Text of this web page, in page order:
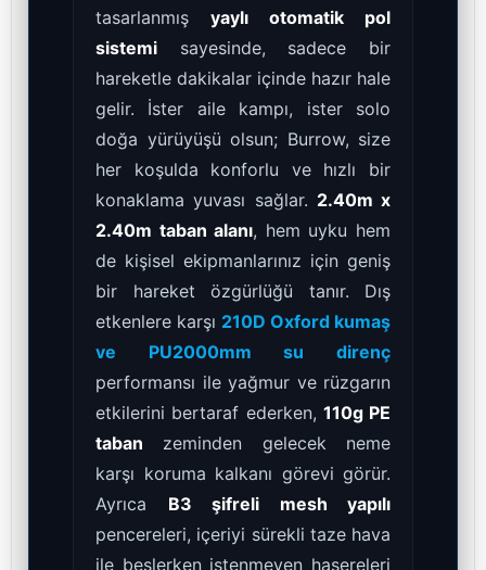
tasarlanmış yaylı otomatik pol
sistemi sayesinde, sadece bir
hareketle dakikalar içinde hazır hale
gelir. İster aile kampı, ister solo
doğa yürüyüşü olsun; Burrow, size
her koşulda konforlu ve hızlı bir
konaklama yuvası sağlar. 2.40m x
2.40m taban alanı, hem uyku hem
de kişisel ekipmanlarınız için geniş
bir hareket özgürlüğü tanır. Dış
etkenlere karşı 210D Oxford kumaş
ve PU2000mm su direnç
performansı ile yağmur ve rüzgarın
etkilerini bertaraf ederken, 110g PE
taban zeminden gelecek neme
karşı koruma kalkanı görevi görür.
Ayrıca B3 şifreli mesh yapılı
pencereleri, içeriyi sürekli taze hava
ile beslerken istenmeyen haşereleri